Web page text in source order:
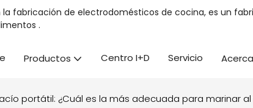
la fabricación de electrodomésticos de cocina, es un
.
Productos Centro I+D Servicio
portátil: ¿Cuál es la más adecuada para marinar